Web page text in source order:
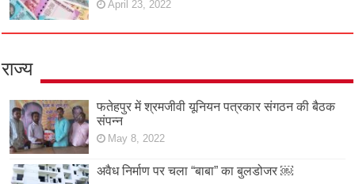
April 23, 2022
राज्य
फतेहपुर में श्रमजीवी यूनियन पत्रकार संगठन की बैठक
संपन्न
May 8, 2022
अवैध निर्माण पर चला “बाबा” का बुलडोजर ￼